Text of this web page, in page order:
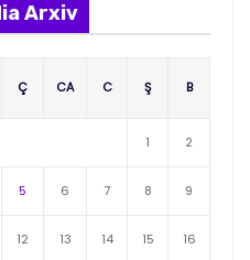
Arxiv
Ç CA C Ş B
1 2
5 6 7 8 9
12 13 14 15 16